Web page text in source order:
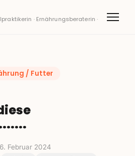
· Ernährungsberaterin ·
/ Futter
Februar 2024